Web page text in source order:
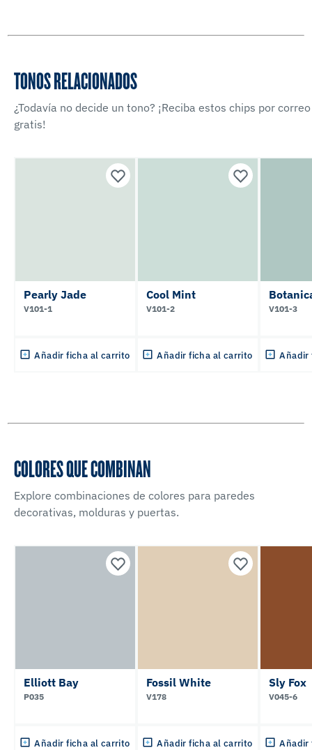
TONOS RELACIONADOS
¿Todavía no decide un tono? ¡Reciba estos chips por correo
gratis!
Pearly Jade
V101-1
Añadir ficha al carrito
Cool Mint
V101-2
Añadir ficha al carrito
V101-3
Añadir
COLORES QUE COMBINAN
Explore combinaciones de colores para paredes
decorativas, molduras y puertas.
Elliott Bay
P035
Añadir ficha al carrito
Fossil White
V178
Añadir ficha al carrito
Sly Fox
V045-6
Añadir